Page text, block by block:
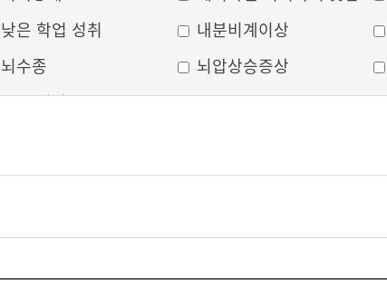
낮은 학업 성취 내분비계이상
뇌수종 뇌압상승증상
두부 외상 두통
무의식 박동성 통증
어지러움 언어장애